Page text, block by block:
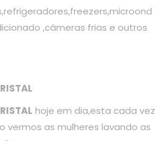
,câmeras frias e outros
hoje em dia,esta cada vez
vermos as mulheres lavando as